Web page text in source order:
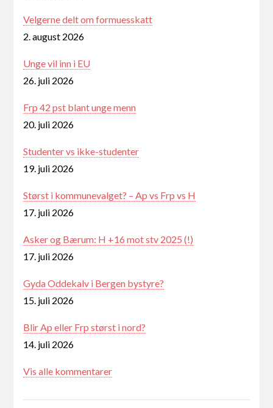
Velgerne delt om formuesskatt
2. august 2026
Unge vil inn i EU
26. juli 2026
Frp 42 pst blant unge menn
20. juli 2026
Studenter vs ikke-studenter
19. juli 2026
Størst i kommunevalget? – Ap vs Frp vs H
17. juli 2026
Asker og Bærum: H +16 mot stv 2025 (!)
17. juli 2026
Gyda Oddekalv i Bergen bystyre?
15. juli 2026
Blir Ap eller Frp størst i nord?
14. juli 2026
Vis alle kommentarer